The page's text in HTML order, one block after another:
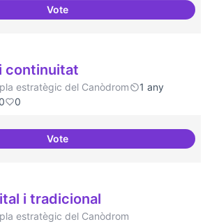
VoteIncubadora d'ILPs
continuitat
estratègic del Canòdrom
1 any
0
VoteComunitat i continuitat
i tradicional
estratègic del Canòdrom